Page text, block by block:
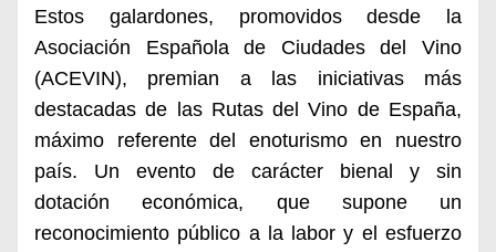
Estos galardones, promovidos desde la
Asociación Española de Ciudades del Vino
(ACEVIN), premian a las iniciativas más
destacadas de las Rutas del Vino de España,
máximo referente del enoturismo en nuestro
país. Un evento de carácter bienal y sin
dotación económica, que supone un
reconocimiento público a la labor y el esfuerzo